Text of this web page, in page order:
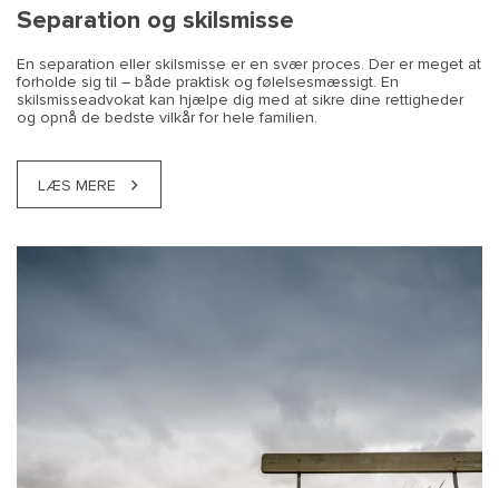
Separation og skilsmisse
En separation eller skilsmisse er en svær proces. Der er meget at
forholde sig til – både praktisk og følelsesmæssigt. En
skilsmisseadvokat kan hjælpe dig med at sikre dine rettigheder
og opnå de bedste vilkår for hele familien.
LÆS MERE